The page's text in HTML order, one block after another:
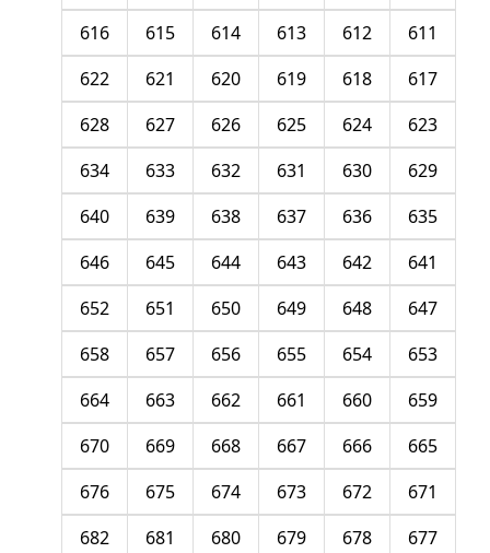
611
612
613
614
615
616
617
618
619
620
621
622
623
624
625
626
627
628
629
630
631
632
633
634
635
636
637
638
639
640
641
642
643
644
645
646
647
648
649
650
651
652
653
654
655
656
657
658
659
660
661
662
663
664
665
666
667
668
669
670
671
672
673
674
675
676
677
678
679
680
681
682